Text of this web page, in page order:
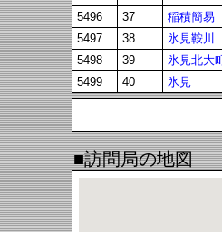
5496
37 稲積簡易
5497 38 氷見鞍川
5498
39 氷見北大
5499 40 氷見
■訪問局の地図